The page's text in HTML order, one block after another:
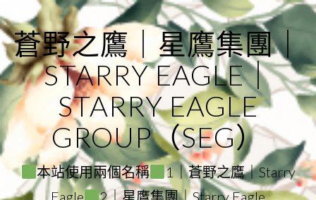
to
content
蒼野之鷹｜星鷹集團｜
STARRY EAGLE｜
STARRY EAGLE
GROUP（SEG）
本站使用兩個名稱
1｜蒼野之鷹｜Starry
Eagle
2｜星鷹集團｜Starry Eagle